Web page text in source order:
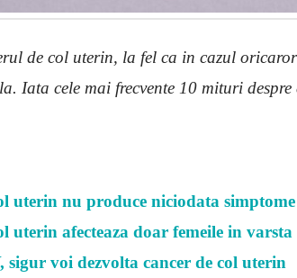
de col uterin, la fel ca in cazul
Iata cele mai frecvente 10 mituri
uterin nu produce niciodata simptome
uterin afecteaza doar femeile in varsta
sigur voi dezvolta cancer de col uterin